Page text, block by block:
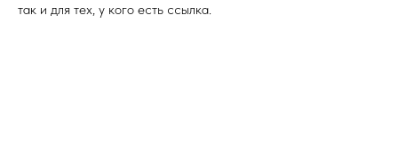
так и для тех, у кого есть ссылка.